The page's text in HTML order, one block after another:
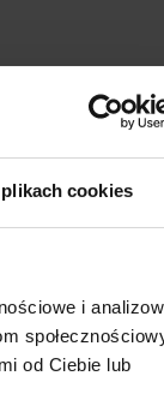
cookies
i
od Ciebie lub